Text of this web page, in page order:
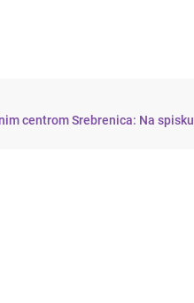
centrom Srebrenica: Na spisku